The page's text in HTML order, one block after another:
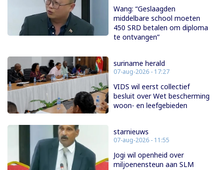
Wang: “Geslaagden
middelbare school moeten
450 SRD betalen om diploma
te ontvangen”
suriname herald
07-aug-2026 - 17:27
VIDS wil eerst collectief
besluit over Wet bescherming
woon- en leefgebieden
starnieuws
07-aug-2026 - 11:55
Jogi wil openheid over
miljoenensteun aan SLM